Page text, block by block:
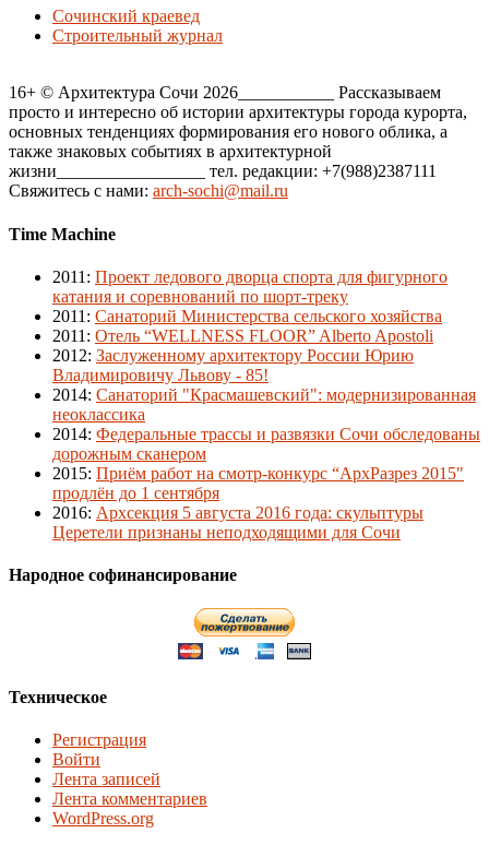
Сочинский краевед
Строительный журнал
16+ © Архитектура Сочи 2026___________ Рассказываем
просто и интересно об истории архитектуры города курорта,
основных тенденциях формирования его нового облика, а
также знаковых событиях в архитектурной
жизни_________________ тел. редакции: +7(988)2387111
Свяжитесь с нами: arch-sochi@mail.ru
Time Machine
2011 : Проект ледового дворца спорта для фигурного
катания и соревнований по шорт-треку
2011 : Санаторий Министерства сельского хозяйства
2011 : Отель “WELLNESS FLOOR” Alberto Apostoli
2012: Заслуженному архитектору России Юрию
Владимировичу Львову - 85!
2014: Санаторий "Красмашевский": модернизированная
неоклассика
2014: Федеральные трассы и развязки Сочи обследованы
дорожным сканером
2015: Приём работ на смотр-конкурс “АрхРазрез 2015″
продлён до 1 сентября
2016: Архсекция 5 августа 2016 года: скульптуры
Церетели признаны неподходящими для Сочи
Народное софинансирование
Техническое
Регистрация
Войти
Лента записей
Лента комментариев
WordPress.org